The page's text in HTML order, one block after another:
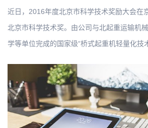
近日，2016年度北京市科学技术奖励大会在
北京市科学技术奖。由公司与北起重运输机
学等单位完成的国家级“桥式起重机轻量化技
桥式起重机轻量化设计关键技术的深入研究
量化系列设计，形成了结构轻量化、能耗减
全性高的新一代桥式起重机产品。主要创新
机偏轨箱型焊接焊接轨道窄高梁结构的设计